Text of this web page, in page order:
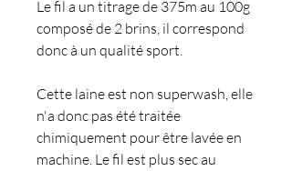
Le fil a un titrage de 375m au 100g
composé de 2 brins, il correspond
donc à un qualité sport.
Cette laine est non superwash, elle
n'a donc pas été traitée
chimiquement pour être lavée en
machine. Le fil est plus sec au